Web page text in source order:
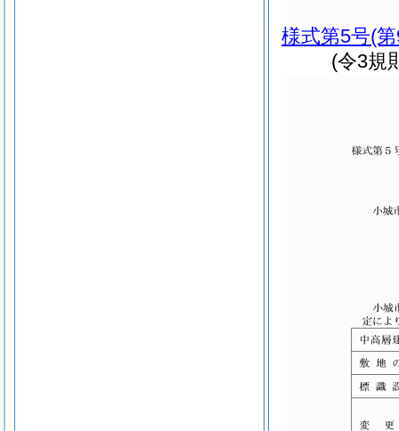
様式第5号(
(令3規